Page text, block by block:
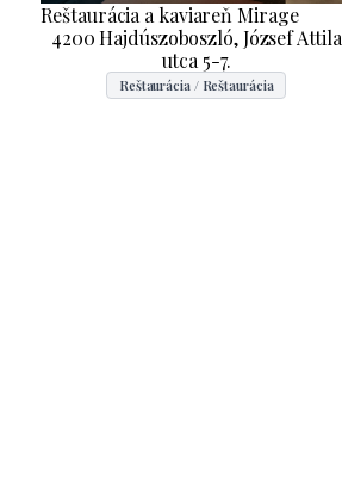
Reštaurácia a kaviareň Mirage
4200 Hajdúszoboszló, József Attila
utca 5-7.
Reštaurácia / Reštaurácia